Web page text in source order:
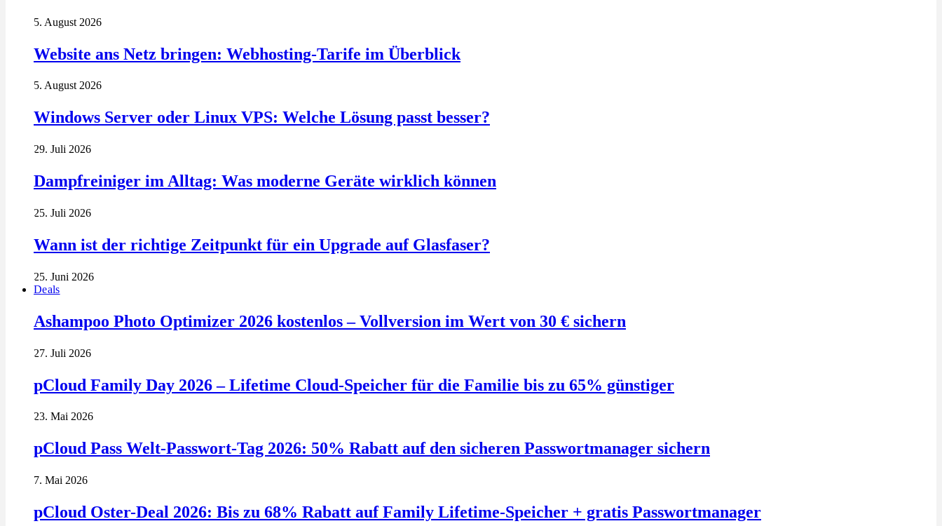
5. August 2026
Website ans Netz bringen: Webhosting-Tarife im Überblick
5. August 2026
Windows Server oder Linux VPS: Welche Lösung passt besser?
29. Juli 2026
Dampfreiniger im Alltag: Was moderne Geräte wirklich können
25. Juli 2026
Wann ist der richtige Zeitpunkt für ein Upgrade auf Glasfaser?
25. Juni 2026
Deals
Ashampoo Photo Optimizer 2026 kostenlos – Vollversion im Wert von 30 € sichern
27. Juli 2026
pCloud Family Day 2026 – Lifetime Cloud-Speicher für die Familie bis zu 65% günstiger
23. Mai 2026
pCloud Pass Welt-Passwort-Tag 2026: 50% Rabatt auf den sicheren Passwortmanager sichern
7. Mai 2026
pCloud Oster-Deal 2026: Bis zu 68% Rabatt auf Family Lifetime-Speicher + gratis Passwortmanager